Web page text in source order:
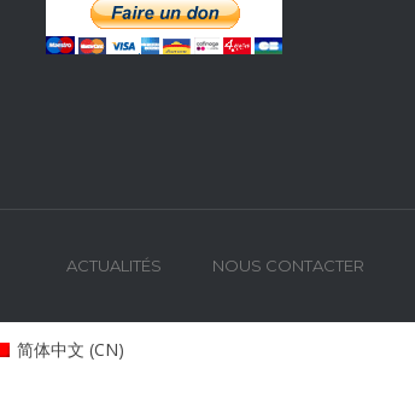
ACTUALITÉS NOUS CONTACTER
简体中文 (CN)